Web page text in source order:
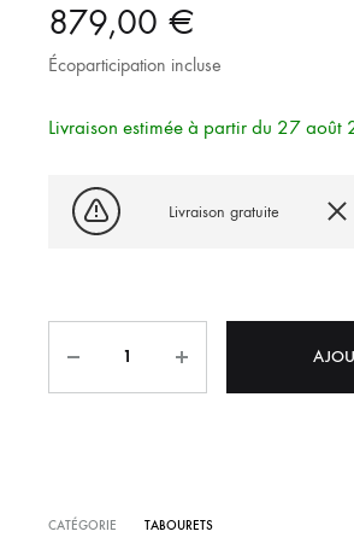
879,00 €
Écoparticipation incluse
Livraison estimée à partir du 27 août
Livraison gratuite
CATÉGORIE TABOURETS